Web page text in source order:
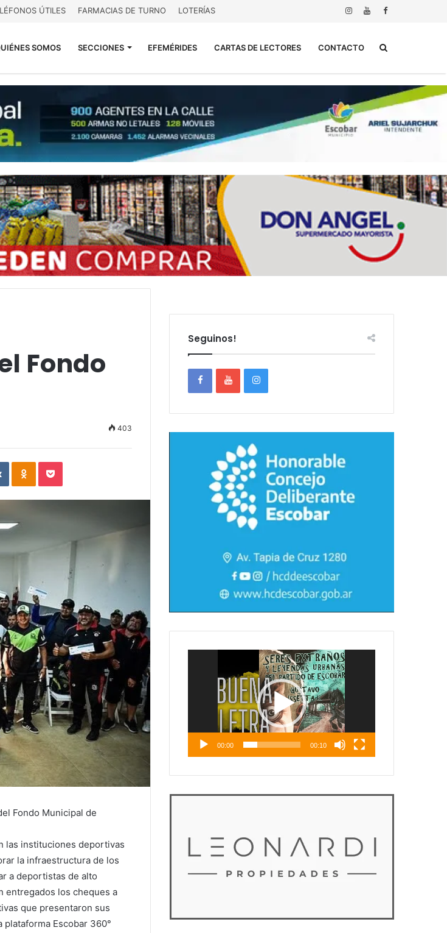
ÚTILES FARMACIAS DE TURNO LOTERÍAS
SOMOS SECCIONES EFEMÉRIDES CARTAS DE LECTORES CONTACTO
Fondo
403
VKontakteOdnoklassniki
Pocket
Fondo Municipal de
las instituciones deportivas
la infraestructura de los
a deportistas de alto
entregados los cheques a
que presentaron sus
Escobar 360°
Seguinos!
00:00 00:10